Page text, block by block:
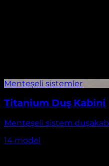
Titanium Duş Kabini
Menteşeli sistem
14 model